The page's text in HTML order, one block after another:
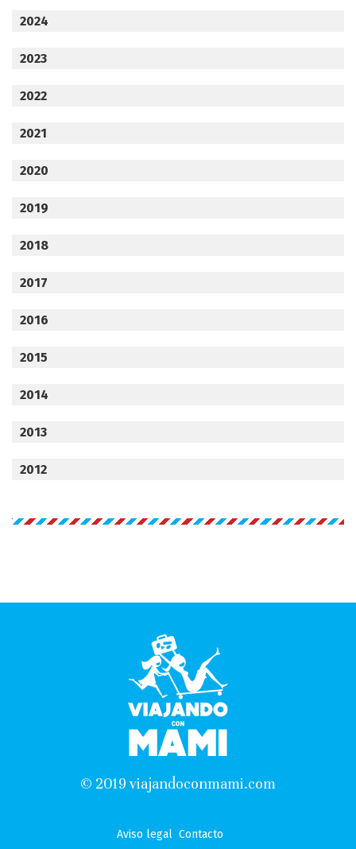
2024
2023
2022
2021
2020
2019
2018
2017
2016
2015
2014
2013
2012
© 2019 viajandoconmami.com
Aviso legal Contacto